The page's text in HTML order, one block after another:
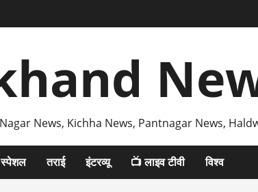
News, Kichha News, Pantnagar News,
स्पेशल तराई इंटरव्यू 📺 लाइव टीवी विश्व